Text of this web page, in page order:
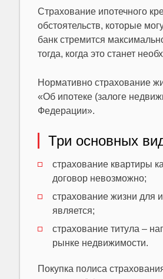
Страхование ипотечного
обстоятельств, которые
банк стремится
тогда, когда это станет
Нормативно страхование
«Об ипотеке (залоге
Федерации».
Три основных
страхование квартиры
договор невозможно;
страхование жизни для
является;
страхование титула –
рынке недвижимости.
Покупка полиса